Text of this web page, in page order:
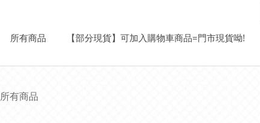
所有商品 【部分現貨】可加入購物車商品=門市現貨呦!
所有商品